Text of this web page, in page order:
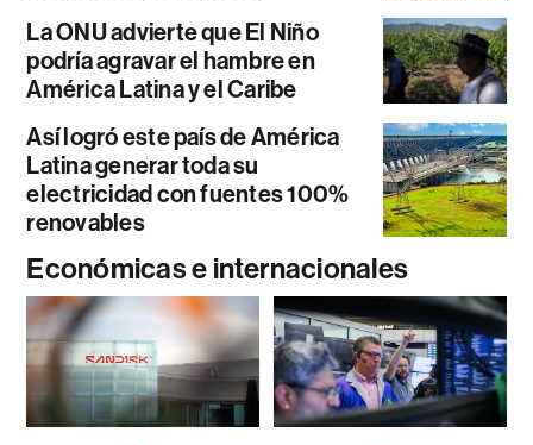
La ONU advierte que El Niño
podría agravar el hambre en
América Latina y el Caribe
Así logró este país de América
Latina generar toda su
electricidad con fuentes 100%
renovables
Económicas e internacionales